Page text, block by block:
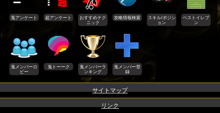
鬼アンケート 超アンケート
おすすめテク
ニック
攻略情報検索
スキル/ポジシ
ョン
ベストイレブ
ン
鬼メンバーロ
ビー
鬼トーーク
鬼メンバーラ
ンキング
鬼メンバー登
録
サイトマップ
リンク